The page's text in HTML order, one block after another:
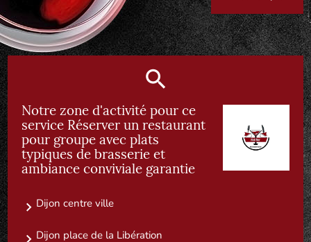
Notre zone d'activité pour ce
service Réserver un restaurant
pour groupe avec plats
typiques de brasserie et
ambiance conviviale garantie
Dijon centre ville
Dijon place de la Libération